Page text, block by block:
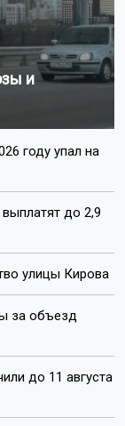
и
году упал на
до 2,9
улицы Кирова
за объезд
до 11 августа